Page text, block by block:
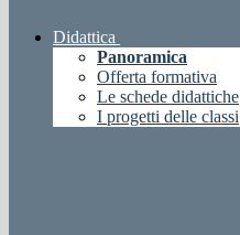
Didattica
Panoramica
Offerta formativa
Le schede didattiche
I progetti delle classi